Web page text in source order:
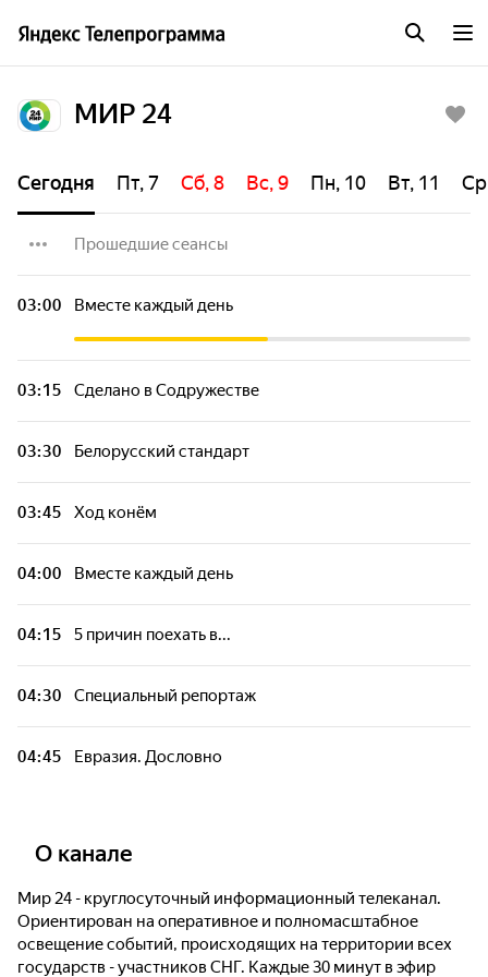
МИР 24
Сегодня Пт, 7 Сб, 8 Вс, 9 Пн, 10 Вт, 11
Прошедшие сеансы
Вместе каждый день
Культ личности
Исторический детектив с Николаем
Валуевым
Вместе каждый день
Евразия. Дословно
Чемпионы Евразии
5 причин поехать в...
Вместе каждый день
Обману. Нет
03:00 Вместе каждый день
03:15 Сделано в Содружестве
03:30 Белорусский стандарт
03:45 Ход конём
04:00 Вместе каждый день
04:15 5 причин поехать в...
04:30 Специальный репортаж
04:45 Евразия. Дословно
О канале
Мир 24 - круглосуточный информационный телеканал.
Ориентирован на оперативное и полномасштабное
освещение событий, происходящих на территории всех
государств - участников СНГ. Каждые 30 минут в эфир